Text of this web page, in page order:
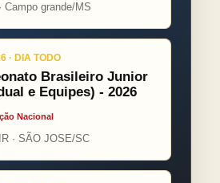
Campo grande/MS
· DIA TODO
Brasileiro Junior
e Equipes) - 2026
Nacional
· SÃO JOSE/SC